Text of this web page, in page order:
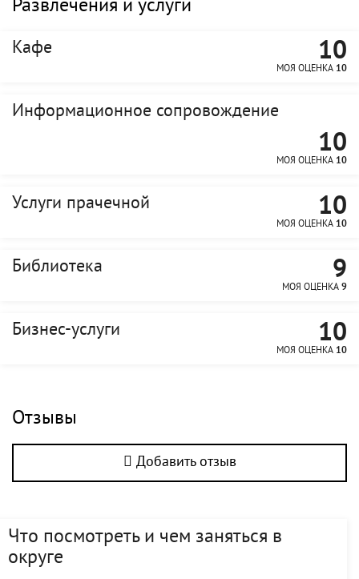
Развлечения и услуги
Кафе 10
МОЯ ОЦЕНКА 10
Информационное сопровождение
10
МОЯ ОЦЕНКА 10
Услуги прачечной 10
МОЯ ОЦЕНКА 10
Библиотека 9
МОЯ ОЦЕНКА 9
Бизнес-услуги 10
МОЯ ОЦЕНКА 10
Отзывы
Добавить отзыв
Что посмотреть и чем заняться в
округе